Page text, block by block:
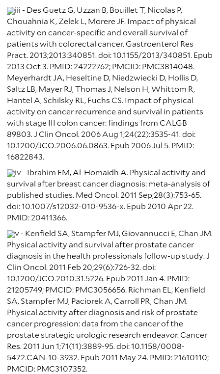
iii - Des Guetz G, Uzzan B, Bouillet T, Nicolas P,
Chouahnia K, Zelek L, Morere JF. Impact of physical
activity on cancer-specific and overall survival of
patients with colorectal cancer. Gastroenterol Res
Pract. 2013;2013:340851. doi: 10.1155/2013/340851. Epub
2013 Oct 3. PMID: 24222762; PMCID: PMC3814048.
Meyerhardt JA, Heseltine D, Niedzwiecki D, Hollis D,
Saltz LB, Mayer RJ, Thomas J, Nelson H, Whittom R,
Hantel A, Schilsky RL, Fuchs CS. Impact of physical
activity on cancer recurrence and survival in patients
with stage III colon cancer: findings from CALGB
89803. J Clin Oncol. 2006 Aug 1;24(22):3535-41. doi:
10.1200/JCO.2006.06.0863. Epub 2006 Jul 5. PMID:
16822843.
iv - Ibrahim EM, Al-Homaidh A. Physical activity and
survival after breast cancer diagnosis: meta-analysis of
published studies. Med Oncol. 2011 Sep;28(3):753-65.
doi: 10.1007/s12032-010-9536-x. Epub 2010 Apr 22.
PMID: 20411366.
v - Kenfield SA, Stampfer MJ, Giovannucci E, Chan JM.
Physical activity and survival after prostate cancer
diagnosis in the health professionals follow-up study. J
Clin Oncol. 2011 Feb 20;29(6):726-32. doi:
10.1200/JCO.2010.31.5226. Epub 2011 Jan 4. PMID:
21205749; PMCID: PMC3056656. Richman EL, Kenfield
SA, Stampfer MJ, Paciorek A, Carroll PR, Chan JM.
Physical activity after diagnosis and risk of prostate
cancer progression: data from the cancer of the
prostate strategic urologic research endeavor. Cancer
Res. 2011 Jun 1;71(11):3889-95. doi: 10.1158/0008-
5472.CAN-10-3932. Epub 2011 May 24. PMID: 21610110;
PMCID: PMC3107352.